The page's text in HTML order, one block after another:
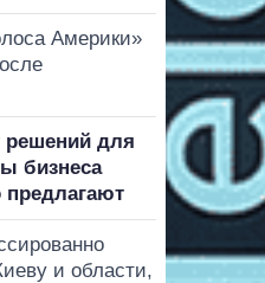
Америки»
решений для
бизнеса
и области,